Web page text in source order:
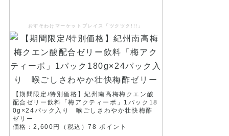
おすそわけマーケットプレイス「ツクツク!!!」
【期間限定/特別価格】紀州南高梅梅クエン酸
配合ゼリー飲料「梅アクティーボ」1パック18
0g×24パック入り 喉ごしさわやか壮快梅酢
ゼリー
価格：2,600円（税込）78 ポイント